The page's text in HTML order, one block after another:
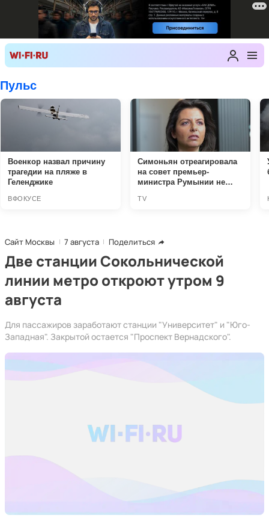
Сайт Москвы 7 августа Поделиться
Две станции Сокольнической
линии метро откроют утром 9
августа
Для пассажиров заработают станции "Университет" и "Юго-
Западная". Закрытой остается "Проспект Вернадского".